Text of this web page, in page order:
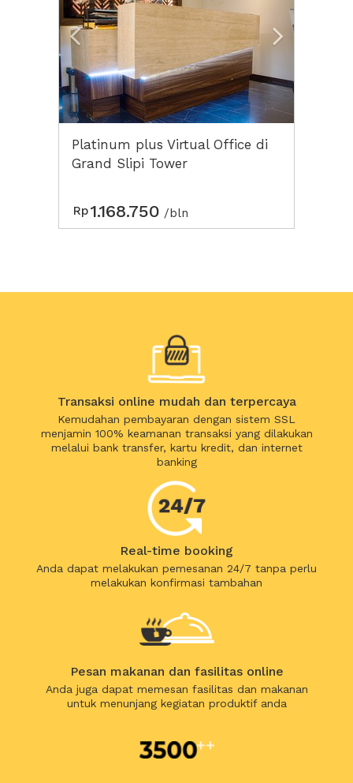
Platinum plus Virtual Office di
Grand Slipi Tower
Rp1.168.750 /bln
Transaksi online mudah dan terpercaya
Kemudahan pembayaran dengan sistem SSL
menjamin 100% keamanan transaksi yang dilakukan
melalui bank transfer, kartu kredit, dan internet
banking
Real-time booking
Anda dapat melakukan pemesanan 24/7 tanpa perlu
melakukan konfirmasi tambahan
Pesan makanan dan fasilitas online
Anda juga dapat memesan fasilitas dan makanan
untuk menunjang kegiatan produktif anda